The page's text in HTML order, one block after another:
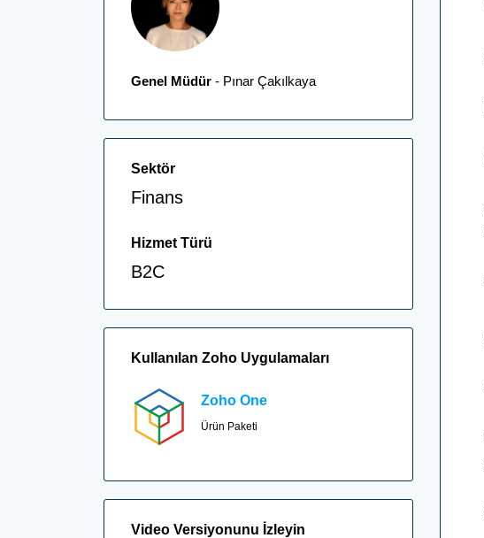
Genel Müdür - Pınar Çakılkaya
Sektör
Finans
Hizmet Türü
B2C
Kullanılan Zoho Uygulamaları
Zoho One
Ürün Paketi
Video Versiyonunu İzleyin